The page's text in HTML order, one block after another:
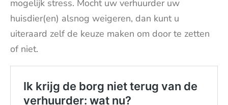
mogelijk stress. Mocht uw verhuurder uw
huisdier(en) alsnog weigeren, dan kunt u
uiteraard zelf de keuze maken om door te zetten
of niet.